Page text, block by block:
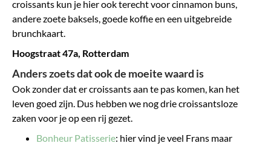
croissants kun je hier ook terecht voor cinnamon buns,
andere zoete baksels, goede koffie en een uitgebreide
brunchkaart.
Hoogstraat 47a, Rotterdam
Anders zoets dat ook de moeite waard is
Ook zonder dat er croissants aan te pas komen, kan het
leven goed zijn. Dus hebben we nog drie croissantsloze
zaken voor je op een rij gezet.
Bonheur Patisserie: hier vind je veel Frans maar